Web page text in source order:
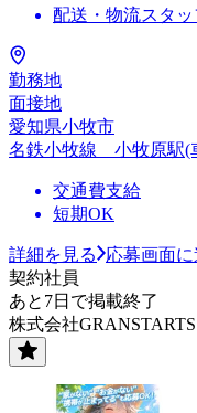
配送・物流スタッ
勤務地
面接地
愛知県小牧市
名鉄小牧線 小牧原駅(
交通費支給
短期OK
詳細を見る
応募画面に
契約社員
あと7日で掲載終了
株式会社GRANSTARTS